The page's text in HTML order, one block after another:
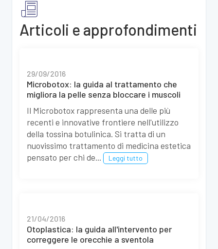
Articoli e approfondimenti
29/09/2016
Microbotox: la guida al trattamento che
migliora la pelle senza bloccare i muscoli
Il Microbotox rappresenta una delle più
recenti e innovative frontiere nell'utilizzo
della tossina botulinica. Si tratta di un
nuovissimo trattamento di medicina estetica
pensato per chi de...
Leggi tutto
21/04/2016
Otoplastica: la guida all'intervento per
correggere le orecchie a sventola